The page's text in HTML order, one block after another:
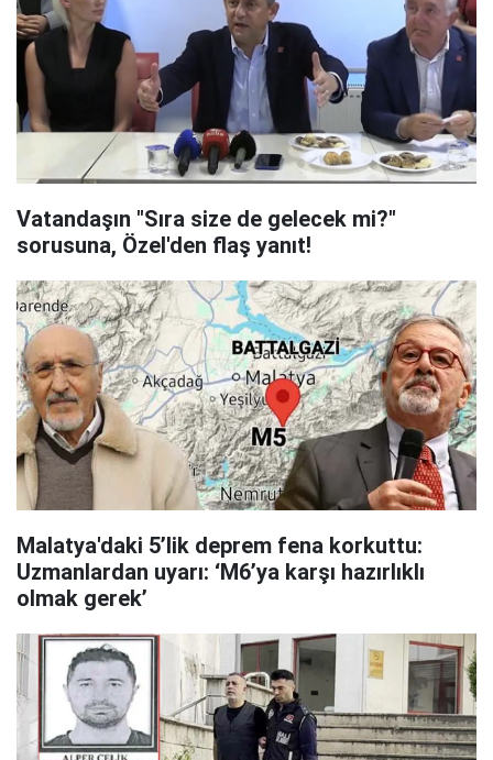
Vatandaşın "Sıra size de gelecek mi?"
sorusuna, Özel'den flaş yanıt!
Malatya'daki 5’lik deprem fena korkuttu:
Uzmanlardan uyarı: ‘M6’ya karşı hazırlıklı
olmak gerek’